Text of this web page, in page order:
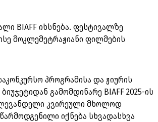
BIAFF იხსნება. ფესტივალზე
მოკლემეტრაჟიანი ფილმების
პროგრამისა და ჟიურის
გამომდინარე BIAFF 2025-ის
კვირეული მხოლოდ
იქნება სხვადასხვა